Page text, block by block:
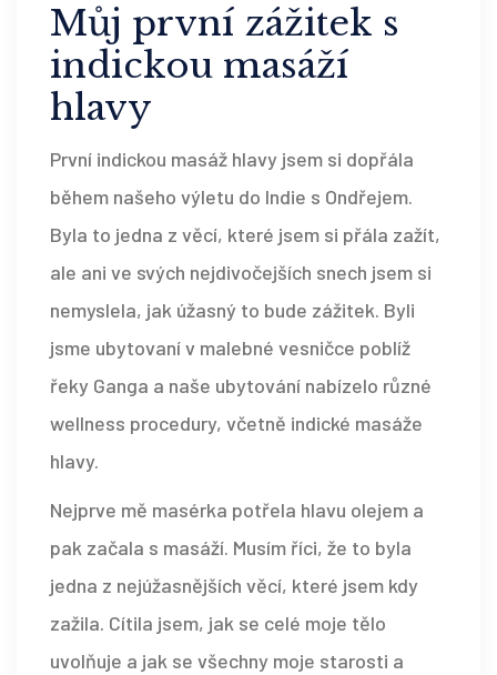
Můj první zážitek s
indickou masáží
hlavy
První indickou masáž hlavy jsem si dopřála
během našeho výletu do Indie s Ondřejem.
Byla to jedna z věcí, které jsem si přála zažít,
ale ani ve svých nejdivočejších snech jsem si
nemyslela, jak úžasný to bude zážitek. Byli
jsme ubytovaní v malebné vesničce poblíž
řeky Ganga a naše ubytování nabízelo různé
wellness procedury, včetně indické masáže
hlavy.
Nejprve mě masérka potřela hlavu olejem a
pak začala s masáží. Musím říci, že to byla
jedna z nejúžasnějších věcí, které jsem kdy
zažila. Cítila jsem, jak se celé moje tělo
uvolňuje a jak se všechny moje starosti a